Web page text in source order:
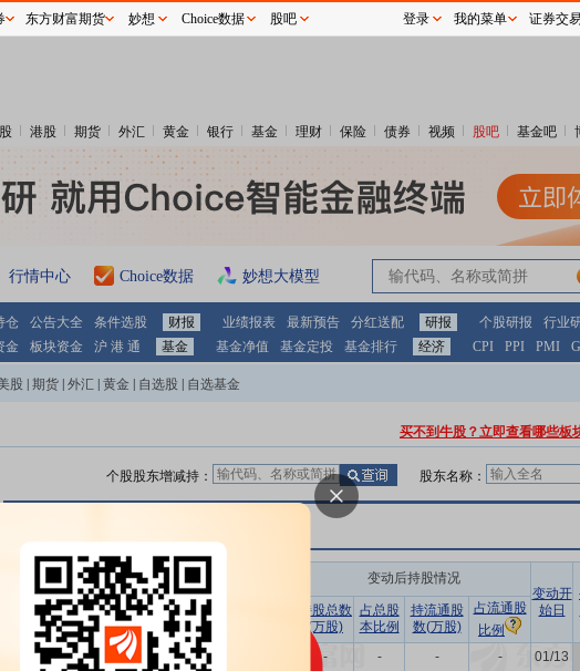
港股 期货 外汇 黄金 银行 基金 理财 保险 债券 视频 股吧 基金吧
行情中心 Choice数据 妙想大模型
仓 公告大全 条件选股 财报 业绩报表 最新预告 分红送配 研报 个股研报 行业
金 板块资金 沪 港 通 基金 基金净值 基金定投 基金排行 经济 CPI PPI PMI
股 期货 外汇 黄金 自选股 自选基金
买不到牛股？立即查看哪些板
股东名称：
个股股东增减持：
股东名称
持股变动信息
变动后持股情况
变动开
始日
增减
变动数量
(万股)
占总股
本比例
持股总数
(万股)
占总股
本比例
持流通股
数(万股)
占流通股
比例
朱旭华 减持 7.00 0.08% - - - - 01/13
东方财富期货 妙想 Choice数据 股吧 登录 我的菜单 证券交